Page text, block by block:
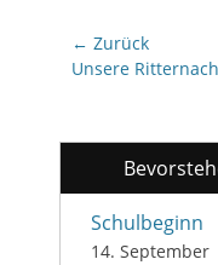
← Zurück
Vorhergehender
Unsere
Schulbeginn
14. September